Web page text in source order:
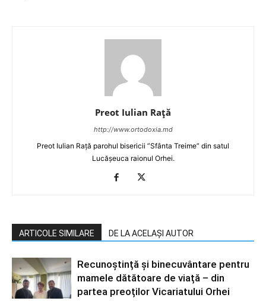
Preot Iulian Raţă
http://www.ortodoxia.md
Preot Iulian Rață parohul bisericii ”Sfânta Treime” din satul
Lucășeuca raionul Orhei.
ARTICOLE SIMILARE DE LA ACELAȘI AUTOR
Recunoștință și binecuvântare pentru
mamele dătătoare de viață – din
partea preoților Vicariatului Orhei